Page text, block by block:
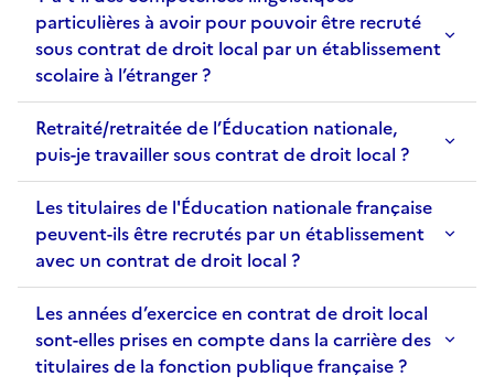
particulières à avoir pour pouvoir être recruté
sous contrat de droit local par un établissement
scolaire à l’étranger ?
Retraité/retraitée de l’Éducation nationale,
puis-je travailler sous contrat de droit local ?
Les titulaires de l'Éducation nationale française
peuvent-ils être recrutés par un établissement
avec un contrat de droit local ?
Les années d’exercice en contrat de droit local
sont-elles prises en compte dans la carrière des
titulaires de la fonction publique française ?